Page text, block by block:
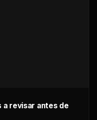
a revisar antes de